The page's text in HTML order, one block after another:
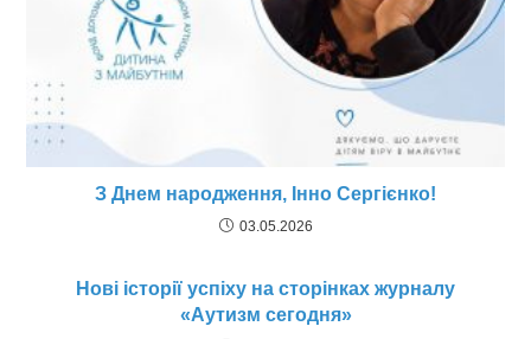
З Днем народження, Інно Сергієнко!
03.05.2026
Нові історії успіху на сторінках журналу
«Аутизм сегодня»